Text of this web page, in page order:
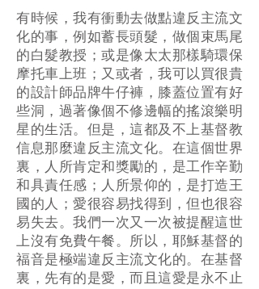
有時候，我有衝動去做點違反主流文
化的事，例如蓄長頭髮，做個束馬尾
的白髮教授；或是像太太那樣騎環保
摩托車上班；又或者，我可以買很貴
的設計師品牌牛仔褲，膝蓋位置有好
些洞，過著像個不修邊幅的搖滾樂明
星的生活。但是，這都及不上基督教
信息那麼違反主流文化。在這個世界
裏，人所肯定和獎勵的，是工作辛勤
和具責任感；人所景仰的，是打造王
國的人；愛很容易找得到，但也很容
易失去。我們一次又一次被提醒這世
上沒有免費午餐。所以，耶穌基督的
福音是極端違反主流文化的。在基督
裏，先有的是愛，而且這愛是永不止